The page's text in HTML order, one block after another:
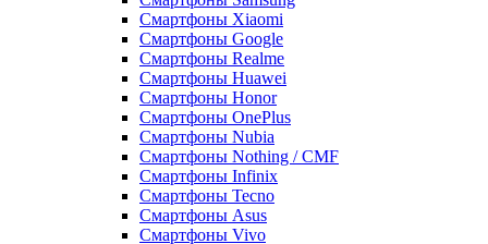
Смартфоны Xiaomi
Смартфоны Google
Смартфоны Realme
Смартфоны Huawei
Смартфоны Honor
Смартфоны OnePlus
Смартфоны Nubia
Смартфоны Nothing / CMF
Смартфоны Infinix
Смартфоны Tecno
Смартфоны Asus
Смартфоны Vivo